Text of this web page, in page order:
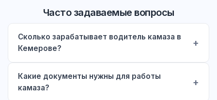
Часто задаваемые вопросы
Сколько зарабатывает водитель камаза в
Кемерове?
Какие документы нужны для работы
камаза?